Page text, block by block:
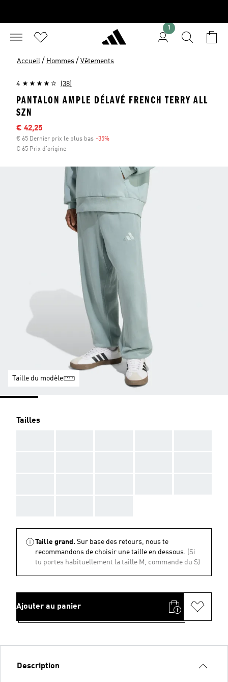
1
Accueil / Hommes / Vêtements
4 (38)
PANTALON AMPLE DÉLAVÉ FRENCH TERRY ALL
SZN
Sale price
€ 42,25
€ 65 Dernier prix le plus bas -35%
€ 65 Prix d'origine
Taille du modèle
Tailles
Taille grand. Sur base des retours, nous te
recommandons de choisir une taille en dessous. (Si
tu portes habituellement la taille M, commande du S)
Ajouter au panier
Description